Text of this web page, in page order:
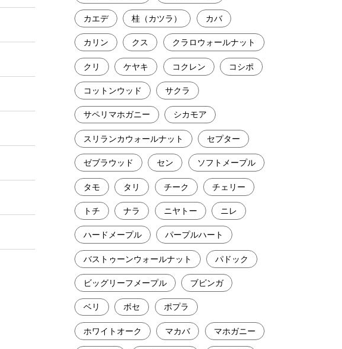
カエデ 桂（カツラ） カバ
カリン クス クラロウォールナット
クリ ケヤキ コクレン コシポ
コットンウッド サクラ
サペリマホガニー シカモア
スリランカウォールナット セプター
ゼブラウッド セン ソフトメープル
タモ タリ チーク チェリー
トチ ナラ ニヤトー ニレ
ハードメープル パープルハート
バストゥーンウォールナット パドック
ビッグリーフメープル ブビンガ
ベリ ボセ ポプラ
ホワイトオーク マカバ マホガニー